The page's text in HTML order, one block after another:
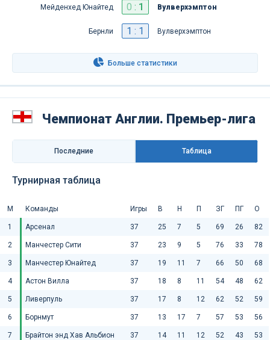
Мейденхед Юнайтед 0 : 1 Вулверхэмптон
Бернли 1 : 1 Вулверхэмптон
Больше статистики
Чемпионат Англии. Премьер-лига
Последниe Таблица
Турнирная таблица
М Команды Игры В Н П ЗГ ПГ О
1 Арсенал 37 25 7 5 69 26 82
2 Манчестер Сити 37 23 9 5 76 33 78
3 Манчестер Юнайтед 37 19 11 7 66 50 68
4 Астон Вилла 37 18 8 11 54 48 62
5 Ливерпуль 37 17 8 12 62 52 59
6 Борнмут 37 13 17 7 57 53 56
7 Брайтон энд Хав Альбион 37 14 11 12 52 43 53